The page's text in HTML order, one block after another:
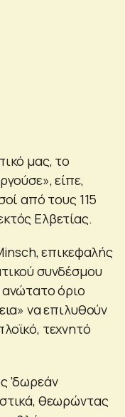
μας, το
είπε,
από τους 115
Ελβετίας.
επικεφαλής
συνδέσμου
όριο
να επιλυθούν
τεχνητό
‘δωρεάν
θεωρώντας